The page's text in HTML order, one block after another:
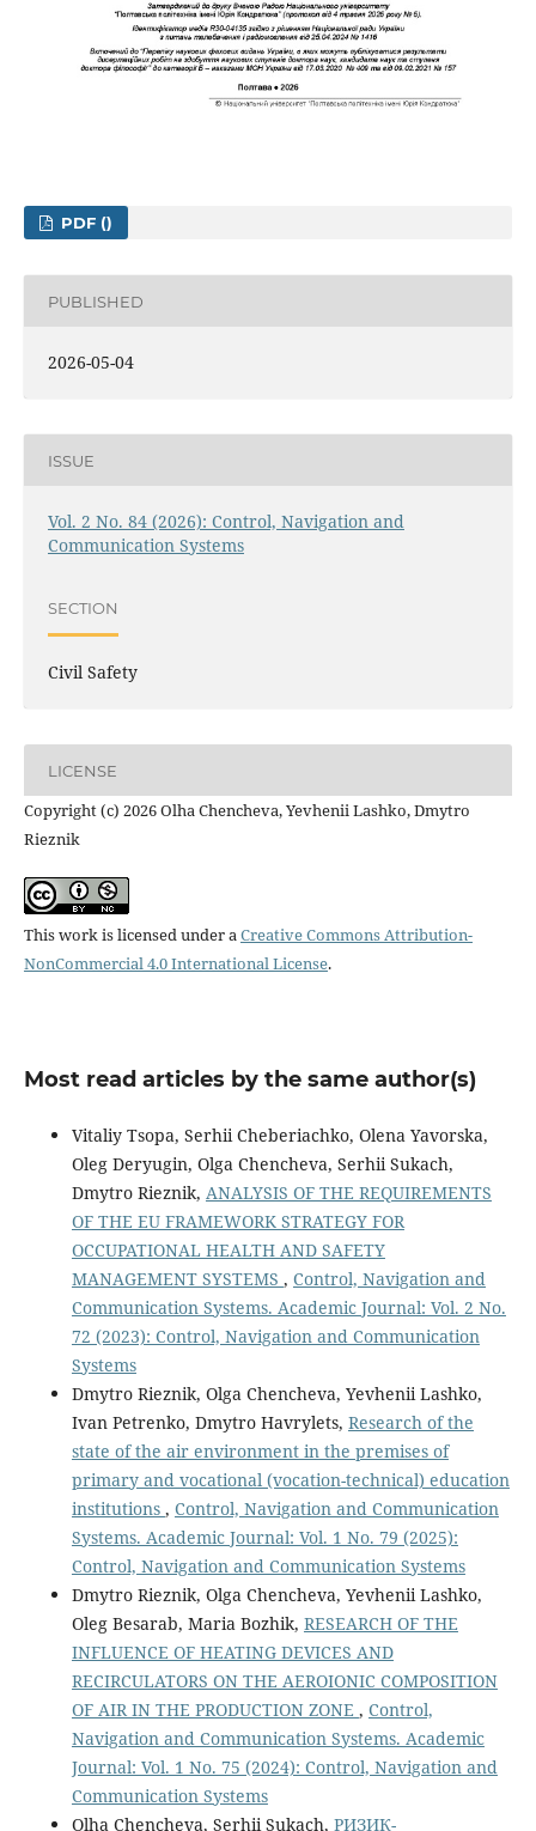
PDF ()
PUBLISHED
2026-05-04
ISSUE
Vol. 2 No. 84 (2026): Control, Navigation and
Communication Systems
SECTION
Civil Safety
LICENSE
Copyright (c) 2026 Olha Chencheva, Yevhenii Lashko, Dmytro
Rieznik
This work is licensed under aCreative Commons Attribution-
NonCommercial 4.0 International License.
Most read articles by the same author(s)
Vitaliy Tsopa, Serhii Cheberiachko, Olena Yavorska,
Oleg Deryugin, Olga Chencheva, Serhii Sukach,
Dmytro Rieznik, ANALYSIS OF THE REQUIREMENTS
OF THE EU FRAMEWORK STRATEGY FOR
OCCUPATIONAL HEALTH AND SAFETY
MANAGEMENT SYSTEMS , Control, Navigation and
Communication Systems. Academic Journal: Vol. 2 No.
72 (2023): Control, Navigation and Communication
Systems
Dmytro Rieznik, Olga Chencheva, Yevhenii Lashko,
Ivan Petrenko, Dmytro Havrylets, Research of the
state of the air environment in the premises of
primary and vocational (vocation-technical) education
institutions , Control, Navigation and Communication
Systems. Academic Journal: Vol. 1 No. 79 (2025):
Control, Navigation and Communication Systems
Dmytro Rieznik, Olga Chencheva, Yevhenii Lashko,
Oleg Besarab, Maria Bozhik, RESEARCH OF THE
INFLUENCE OF HEATING DEVICES AND
RECIRCULATORS ON THE AEROIONIC COMPOSITION
OF AIR IN THE PRODUCTION ZONE , Control,
Navigation and Communication Systems. Academic
Journal: Vol. 1 No. 75 (2024): Control, Navigation and
Communication Systems
Olha Chencheva, Serhii Sukach, РИЗИК-